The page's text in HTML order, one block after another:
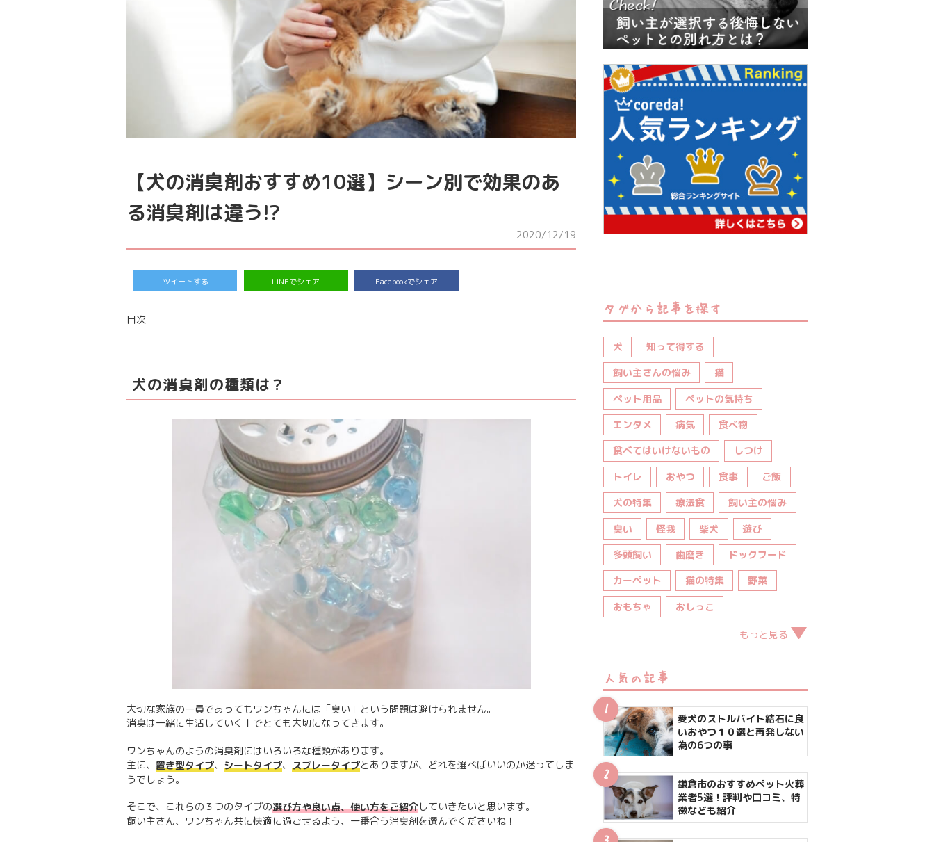
【犬の消臭剤おすすめ10選】シーン別で効果のあ
る消臭剤は違う!?
2020/12/19
ツイートする LINEでシェア Facebookでシェア
目次
犬の消臭剤の種類は？
大切な家族の一員であってもワンちゃんには「臭い」という問題は避けられません。
消臭は一緒に生活していく上でとても大切になってきます。
ワンちゃんのようの消臭剤にはいろいろな種類があります。
主に、 置き型タイプ、 シートタイプ、 スプレータイプとありますが、どれを選べばいいのか迷ってしま
うでしょう。
そこで、これらの３つのタイプの選び方や良い点、使い方をご紹介していきたいと思います。
飼い主さん、ワンちゃん共に快適に過ごせるよう、一番合う消臭剤を選んでくださいね！
タグから記事を探す
犬
知って得する
飼い主さんの悩み
猫
ペット用品
ペットの気持ち
エンタメ
病気
食べ物
食べてはいけないもの
しつけ
トイレ
おやつ 食事
ご飯
犬の特集
療法食
飼い主の悩み
臭い
怪我 柴犬
遊び
多頭飼い
歯磨き
ドックフード
カーペット
猫の特集
野菜
おもちゃ
おしっこ
もっと見る
人気の記事
愛犬のストルバイト結石に良
いおやつ１０選と再発しない
為の6つの事
鎌倉市のおすすめペット火葬
業者5選！評判や口コミ、特
徴なども紹介